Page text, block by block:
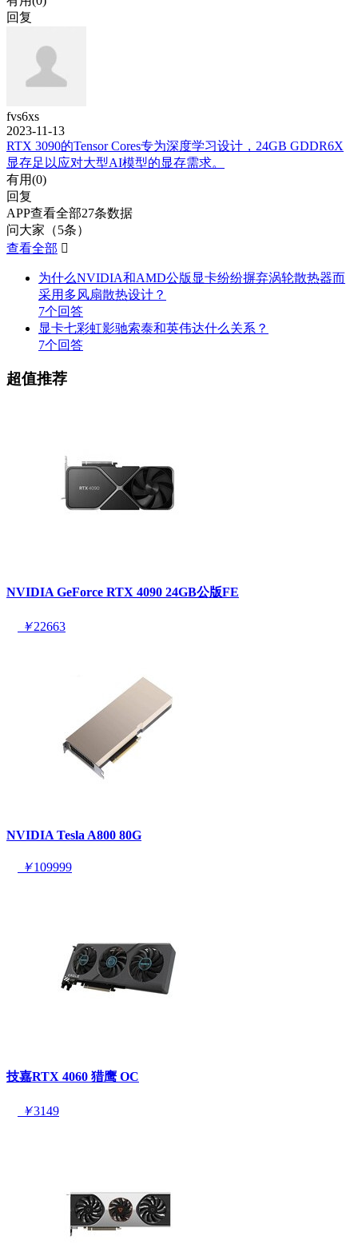
回复
fvs6xs
2023-11-13
RTX 3090的Tensor Cores专为深度学习设计，24GB GDDR6X
显存足以应对大型AI模型的显存需求。
有用(0)
回复
APP查看全部27条数据
问大家（5条）
查看全部 
为什么NVIDIA和AMD公版显卡纷纷摒弃涡轮散热器而
采用多风扇散热设计？
7个回答
显卡七彩虹影驰索泰和英伟达什么关系？
7个回答
超值推荐
NVIDIA GeForce RTX 4090 24GB公版FE
￥22663
NVIDIA Tesla A800 80G
￥109999
技嘉RTX 4060 猎鹰 OC
￥3149